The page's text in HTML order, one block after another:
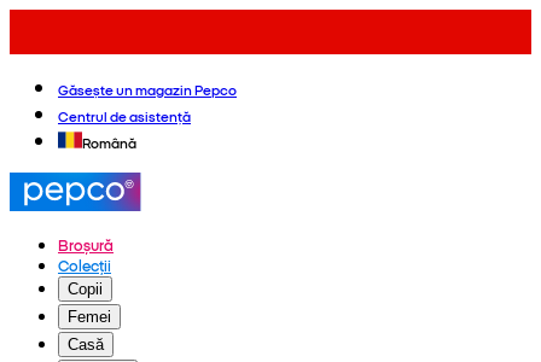
Găsește un magazin Pepco
Centrul de asistență
Română
Broșură
Colecții
Copii
Femei
Casă